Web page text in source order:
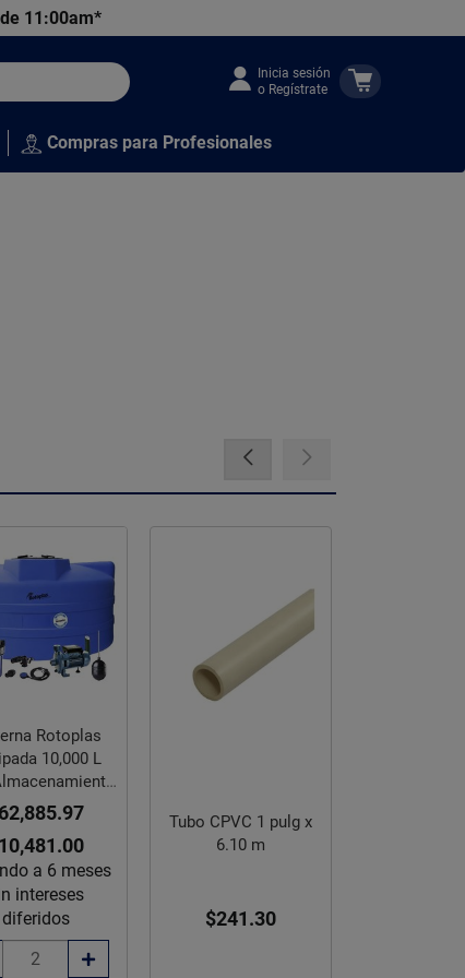
11:00am*
Inicia sesión
o Regístrate
Compras para Profesionales
Rotoplas
10,000 L
de Agua
a 6 meses
intereses
diferidos
Tubo CPVC 1 pulg x
6.10 m
$241.30